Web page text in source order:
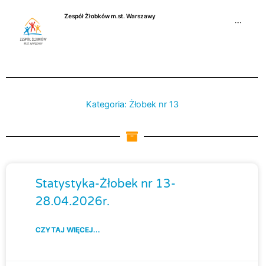
Zespół Żłobków m.st. Warszawy
···
Kategoria: Żłobek nr 13
Statystyka-Żłobek nr 13-
28.04.2026r.
CZYTAJ WIĘCEJ...